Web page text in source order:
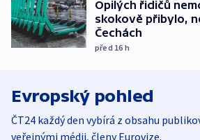
Opilých řidičů
skokově přibylo,
Čechách
před 16 h
Evropský pohled
ČT24 každý den vybírá z obsahu
veřejnými médii, členy Eurovize.